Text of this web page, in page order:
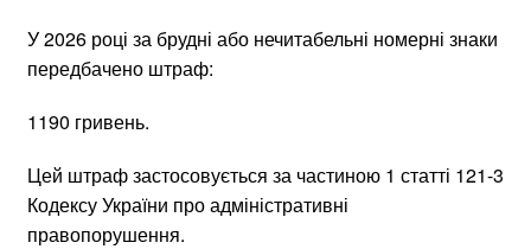
У 2026 році за брудні або нечитабельні номерні знаки
передбачено штраф:
1190 гривень.
Цей штраф застосовується за частиною 1 статті 121-3
Кодексу України про адміністративні
правопорушення.